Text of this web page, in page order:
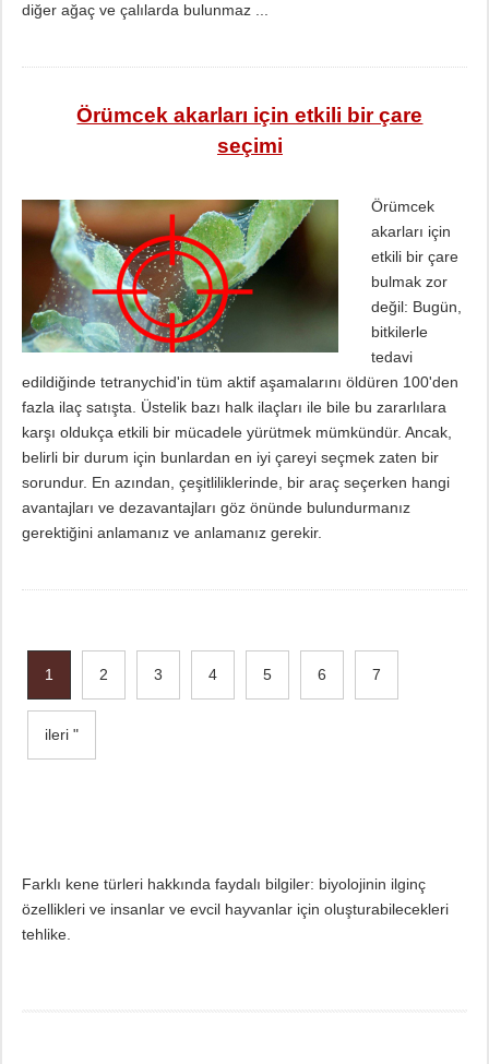
diğer ağaç ve çalılarda bulunmaz ...
Örümcek akarları için etkili bir çare
seçimi
Örümcek
akarları için
etkili bir çare
bulmak zor
değil: Bugün,
bitkilerle
tedavi
edildiğinde tetranychid'in tüm aktif aşamalarını öldüren 100'den
fazla ilaç satışta. Üstelik bazı halk ilaçları ile bile bu zararlılara
karşı oldukça etkili bir mücadele yürütmek mümkündür. Ancak,
belirli bir durum için bunlardan en iyi çareyi seçmek zaten bir
sorundur. En azından, çeşitliliklerinde, bir araç seçerken hangi
avantajları ve dezavantajları göz önünde bulundurmanız
gerektiğini anlamanız ve anlamanız gerekir.
1 2 3 4 5 6 7
ileri "
Farklı kene türleri hakkında faydalı bilgiler: biyolojinin ilginç
özellikleri ve insanlar ve evcil hayvanlar için oluşturabilecekleri
tehlike.